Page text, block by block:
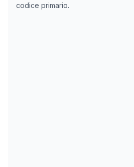
codice primario.
25/10/2025